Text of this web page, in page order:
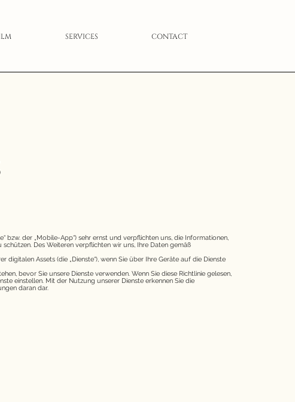
SERVICES CONTACT
bzw. der „Mobile-App“) sehr ernst und verpflichten uns, die Informationen,
Des Weiteren verpflichten wir uns, Ihre Daten gemäß
Assets (die „Dienste“), wenn Sie über Ihre Geräte auf die Dienste
bevor Sie unsere Dienste verwenden. Wenn Sie diese Richtlinie gelesen,
einstellen. Mit der Nutzung unserer Dienste erkennen Sie die
daran dar.